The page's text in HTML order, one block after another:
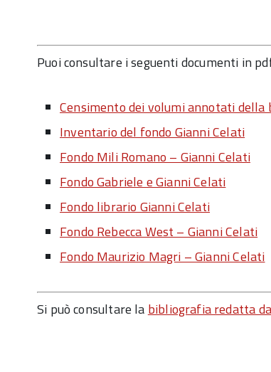
Puoi consultare i seguenti documenti in
Censimento dei volumi annotati della
Inventario del fondo Gianni Celati
Fondo Mili Romano – Gianni Celati
Fondo Gabriele e Gianni Celati
Fondo librario Gianni Celati
Fondo Rebecca West – Gianni Celati
Fondo Maurizio Magri – Gianni Celati
Si può consultare la bibliografia redatta da